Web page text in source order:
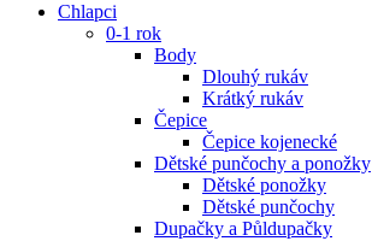
Chlapci
0-1 rok
Body
Dlouhý rukáv
Krátký rukáv
Čepice
Čepice kojenecké
Dětské punčochy a ponožky
Dětské ponožky
Dětské punčochy
Dupačky a Půldupačky